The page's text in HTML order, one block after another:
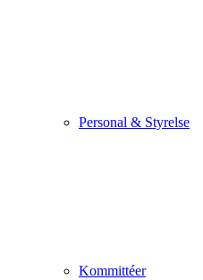
Personal & Styrelse
Kommittéer